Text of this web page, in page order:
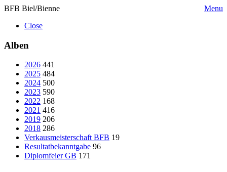
BFB Biel/Bienne
Menu
Close
Alben
2026 441
2025 484
2024 500
2023 590
2022 168
2021 416
2019 206
2018 286
Verkausmeisterschaft BFB 19
Resultatbekanntgabe 96
Diplomfeier GB 171